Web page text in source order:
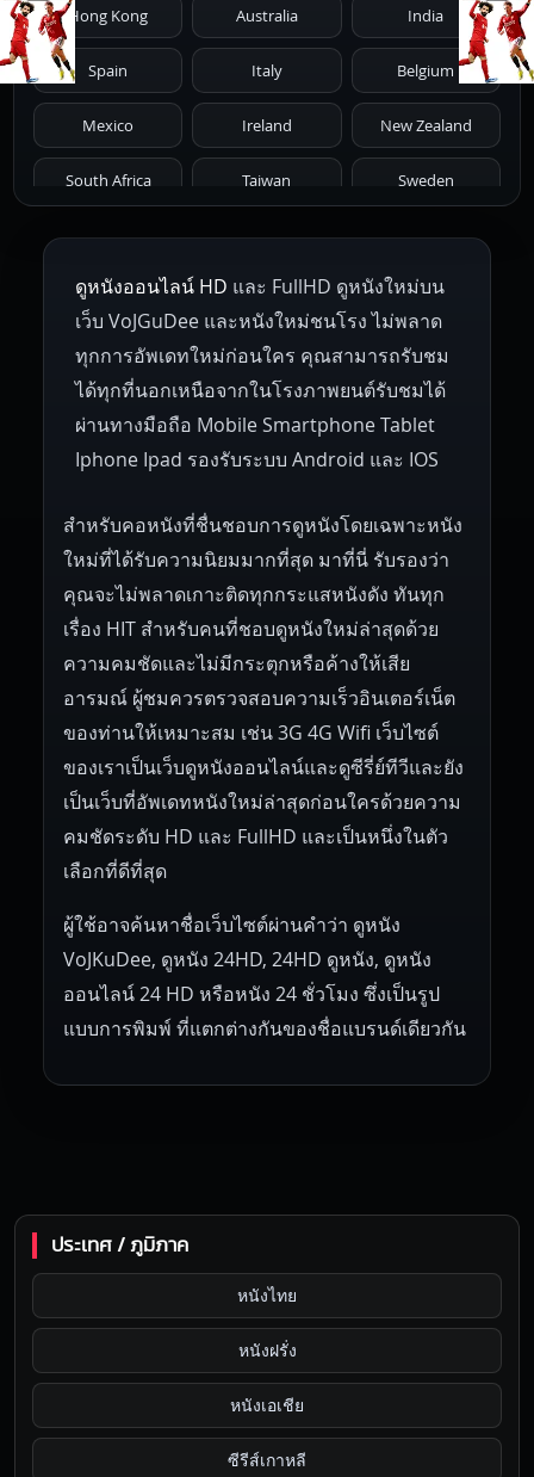
1971 1970 1969 1968 1967
1966 1965 1964 1963 1962
1959 1955
1945 1942 1941 1940 1939
1937 1930
Hong Kong Australia India
Spain Italy Belgium
Mexico Ireland New Zealand
South Africa Taiwan Sweden
Netherlands Russia Poland
Hungary Denmark Bulgaria
Czech Republic Brazil Turkey
ดูหนังออนไลน์ HD และ FullHD ดูหนังใหม่บน
เว็บ VoJGuDee และหนังใหม่ชนโรง ไม่พลาด
ทุกการอัพเดทใหม่ก่อนใคร คุณสามารถรับชม
ได้ทุกที่นอกเหนือจากในโรงภาพยนต์รับชมได้
ผ่านทางมือถือ Mobile Smartphone Tablet
Iphone Ipad รองรับระบบ Android และ IOS
สำหรับคอหนังที่ชื่นชอบการดูหนังโดยเฉพาะหนัง
ใหม่ที่ได้รับความนิยมมากที่สุด มาที่นี่ รับรองว่า
คุณจะไม่พลาดเกาะติดทุกกระแสหนังดัง ทันทุก
เรื่อง HIT สำหรับคนที่ชอบดูหนังใหม่ล่าสุดด้วย
ความคมชัดและไม่มีกระตุกหรือค้างให้เสีย
อารมณ์ ผู้ชมควรตรวจสอบความเร็วอินเตอร์เน็ต
ของท่านให้เหมาะสม เช่น 3G 4G Wifi เว็บไซต์
ของเราเป็นเว็บดูหนังออนไลน์และดูซีรี่ย์ทีวีและยัง
เป็นเว็บที่อัพเดทหนังใหม่ล่าสุดก่อนใครด้วยความ
คมชัดระดับ HD และ FullHD และเป็นหนึ่งในตัว
เลือกที่ดีที่สุด
ผู้ใช้อาจค้นหาชื่อเว็บไซต์ผ่านคำว่า ดูหนัง
VoJKuDee, ดูหนัง 24HD, 24HD ดูหนัง, ดูหนัง
ออนไลน์ 24 HD หรือหนัง 24 ชั่วโมง ซึ่งเป็นรูป
แบบการพิมพ์ ที่แตกต่างกันของชื่อแบรนด์เดียวกัน
ประเทศ / ภูมิภาค
หนังไทย
หนังฝรั่ง
หนังเอเชีย
ซีรีส์เกาหลี